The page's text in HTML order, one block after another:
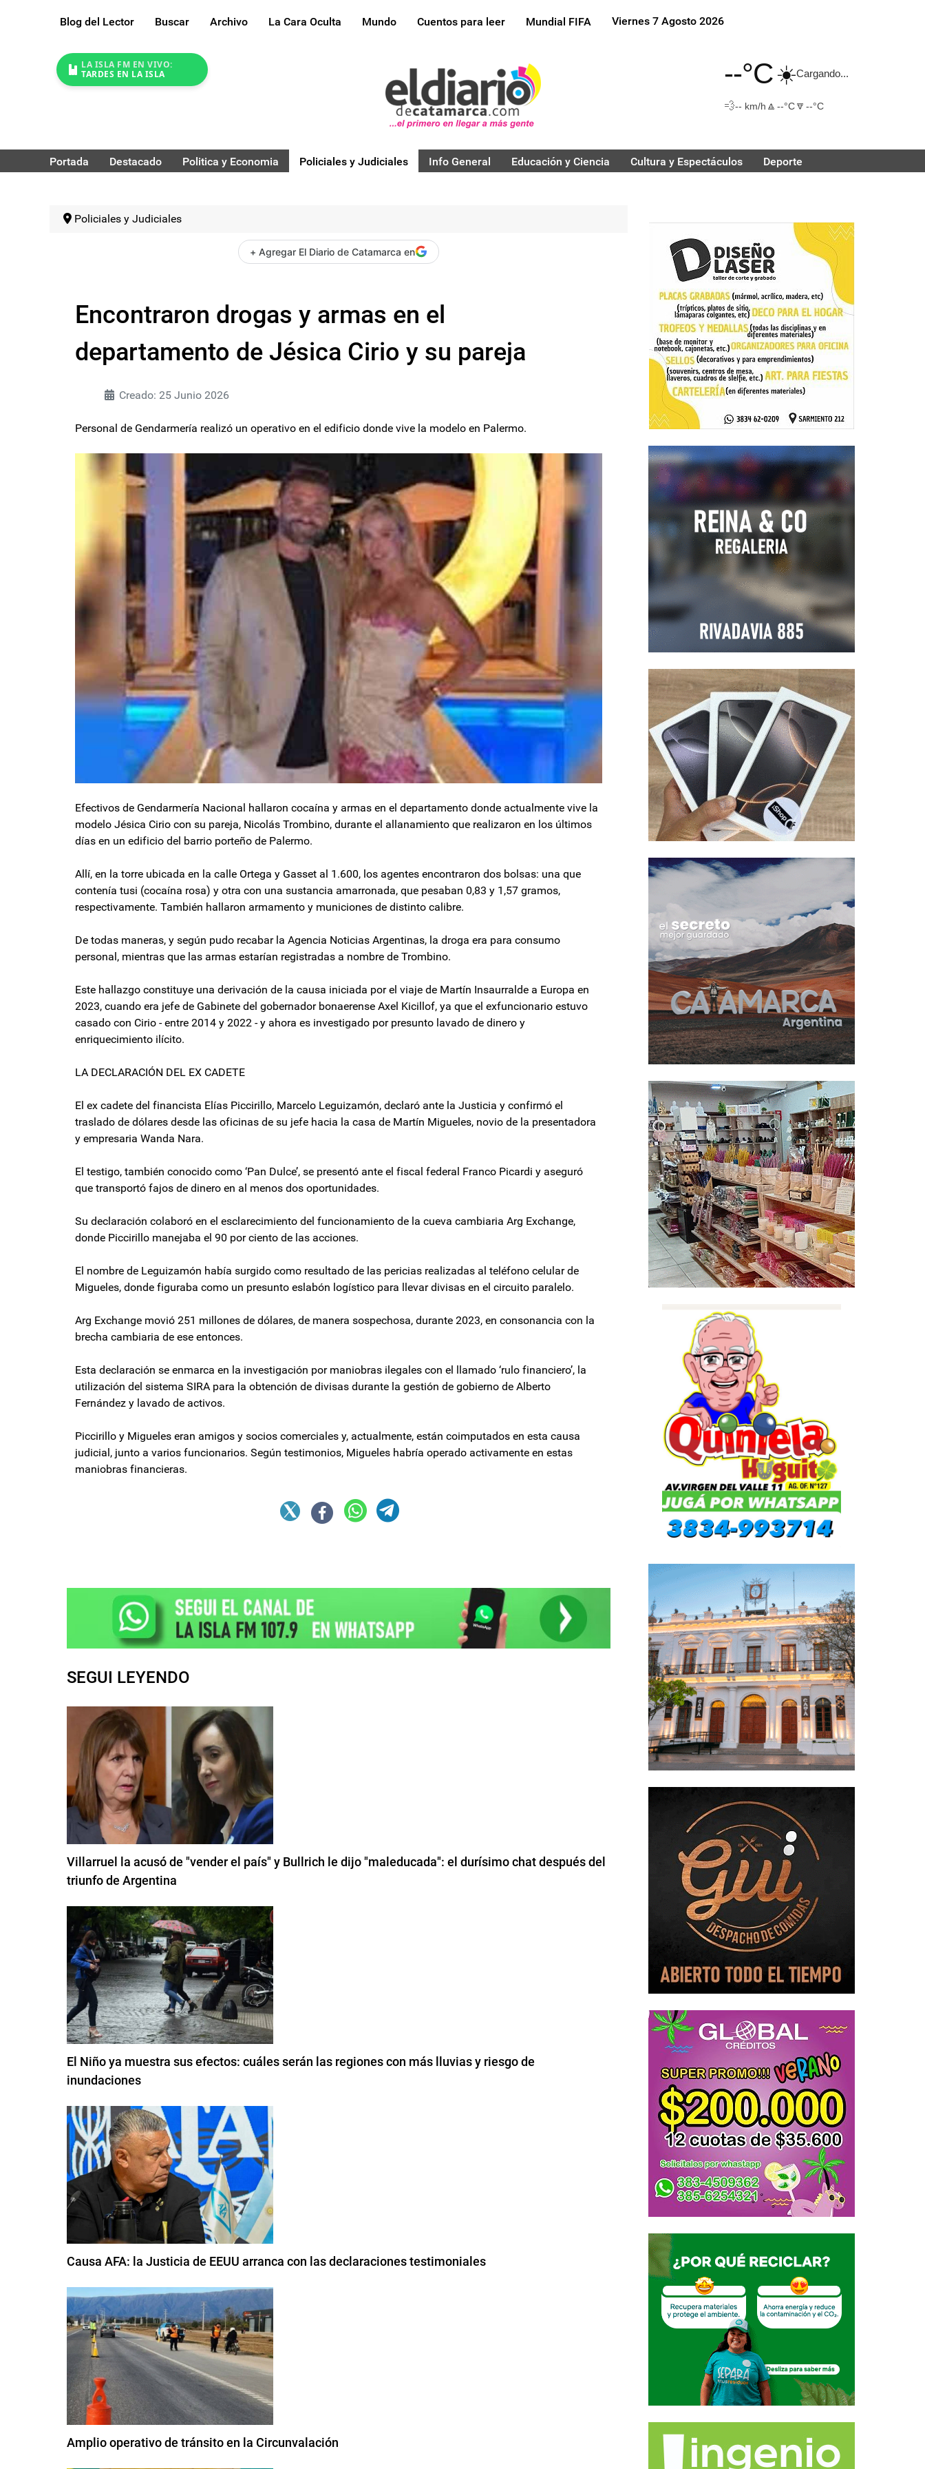
Blog del Lector Buscar Archivo La Cara Oculta Mundo Cuentos para leer Mundial FIFA Viernes 7 Agosto 2026
LA ISLA FM EN VIVO:
TARDES EN LA ISLA
--°C☀️Cargando...
💨-- km/h 🔼 --°C🔽 --°C
Portada Destacado Politica y Economia Policiales y Judiciales Info General Educación y Ciencia Cultura y Espectáculos Deporte
Policiales y Judiciales
+ Agregar El Diario de Catamarca en
Encontraron drogas y armas en el
departamento de Jésica Cirio y su pareja
Creado: 25 Junio 2026
Personal de Gendarmería realizó un operativo en el edificio donde vive la modelo en Palermo.
Efectivos de Gendarmería Nacional hallaron cocaína y armas en el departamento donde actualmente vive la
modelo Jésica Cirio con su pareja, Nicolás Trombino, durante el allanamiento que realizaron en los últimos
días en un edificio del barrio porteño de Palermo.
Allí, en la torre ubicada en la calle Ortega y Gasset al 1.600, los agentes encontraron dos bolsas: una que
contenía tusi (cocaína rosa) y otra con una sustancia amarronada, que pesaban 0,83 y 1,57 gramos,
respectivamente. También hallaron armamento y municiones de distinto calibre.
De todas maneras, y según pudo recabar la Agencia Noticias Argentinas, la droga era para consumo
personal, mientras que las armas estarían registradas a nombre de Trombino.
Este hallazgo constituye una derivación de la causa iniciada por el viaje de Martín Insaurralde a Europa en
2023, cuando era jefe de Gabinete del gobernador bonaerense Axel Kicillof, ya que el exfuncionario estuvo
casado con Cirio - entre 2014 y 2022 - y ahora es investigado por presunto lavado de dinero y
enriquecimiento ilícito.
LA DECLARACIÓN DEL EX CADETE
El ex cadete del financista Elías Piccirillo, Marcelo Leguizamón, declaró ante la Justicia y confirmó el
traslado de dólares desde las oficinas de su jefe hacia la casa de Martín Migueles, novio de la presentadora
y empresaria Wanda Nara.
El testigo, también conocido como ‘Pan Dulce’, se presentó ante el fiscal federal Franco Picardi y aseguró
que transportó fajos de dinero en al menos dos oportunidades.
Su declaración colaboró en el esclarecimiento del funcionamiento de la cueva cambiaria Arg Exchange,
donde Piccirillo manejaba el 90 por ciento de las acciones.
El nombre de Leguizamón había surgido como resultado de las pericias realizadas al teléfono celular de
Migueles, donde figuraba como un presunto eslabón logístico para llevar divisas en el circuito paralelo.
Arg Exchange movió 251 millones de dólares, de manera sospechosa, durante 2023, en consonancia con la
brecha cambiaria de ese entonces.
Esta declaración se enmarca en la investigación por maniobras ilegales con el llamado ‘rulo financiero’, la
utilización del sistema SIRA para la obtención de divisas durante la gestión de gobierno de Alberto
Fernández y lavado de activos.
Piccirillo y Migueles eran amigos y socios comerciales y, actualmente, están coimputados en esta causa
judicial, junto a varios funcionarios. Según testimonios, Migueles habría operado activamente en estas
maniobras financieras.
SEGUI LEYENDO
Villarruel la acusó de "vender el país" y Bullrich le dijo "maleducada": el durísimo chat después del
triunfo de Argentina
El Niño ya muestra sus efectos: cuáles serán las regiones con más lluvias y riesgo de
inundaciones
Causa AFA: la Justicia de EEUU arranca con las declaraciones testimoniales
Amplio operativo de tránsito en la Circunvalación